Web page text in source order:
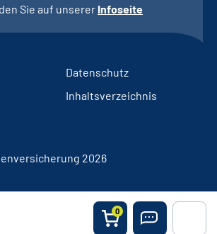
0
Sie auf unserer Infoseite
Datenschutz
Inhaltsverzeichnis
2026